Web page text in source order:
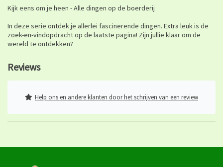
Kijk eens om je heen - Alle dingen op de boerderij
In deze serie ontdek je allerlei fascinerende dingen. Extra leuk is de
zoek-en-vindopdracht op de laatste pagina! Zijn jullie klaar om de
wereld te ontdekken?
Reviews
Help ons en andere klanten door het schrijven van een review